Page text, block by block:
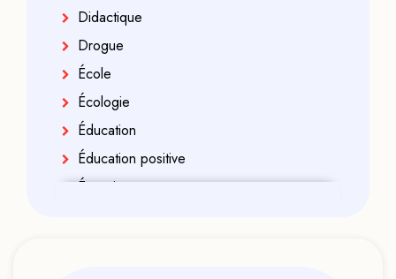
Didactique
Drogue
École
Écologie
Éducation
Éducation positive
Énergies